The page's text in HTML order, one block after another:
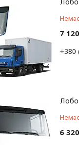
7
+380
6